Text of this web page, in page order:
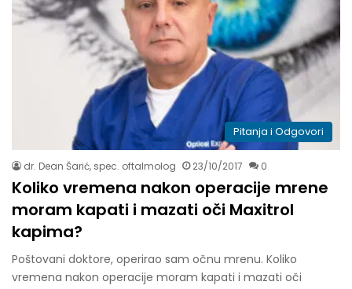
Pitanja i Odgovori
dr. Dean Šarić, spec. oftalmolog 23/10/2017 0
Koliko vremena nakon operacije mrene
moram kapati i mazati oči Maxitrol
kapima?
Poštovani doktore, operirao sam očnu mrenu. Koliko
vremena nakon operacije moram kapati i mazati oči